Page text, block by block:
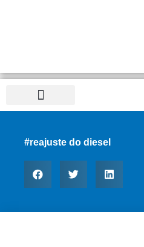
#reajuste do diesel